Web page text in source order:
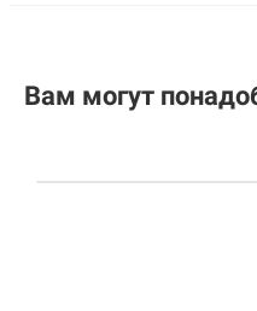
Вам могут